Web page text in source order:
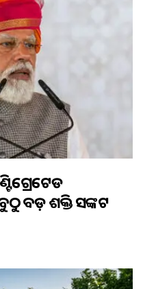
ବଡ଼ ଶକ୍ତି ସଙ୍କଟ